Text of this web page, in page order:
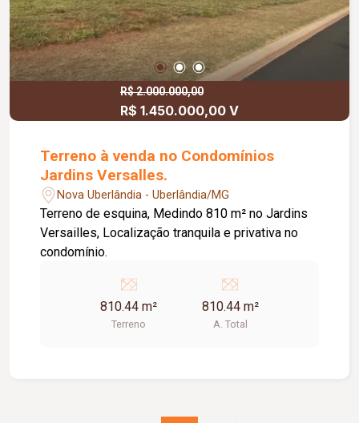
R$ 2.000.000,00
R$ 1.450.000,00 V
Terreno à venda no Condomínios
Jardins Versalles.
Nova Uberlândia - Uberlândia/MG
Terreno de esquina, Medindo 810 m² no Jardins
Versailles, Localização tranquila e privativa no
condomínio.
810.44 m²
Terreno
810.44 m²
A. Total